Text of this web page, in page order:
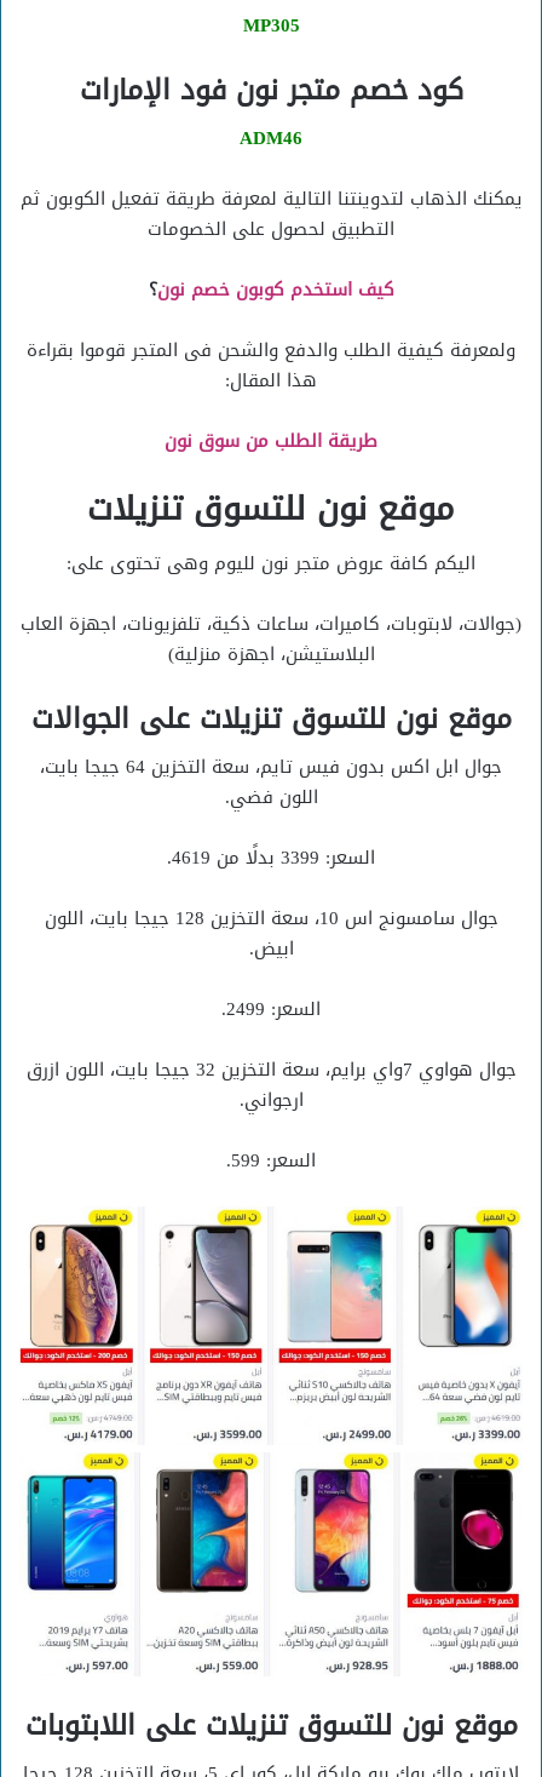
MP305
كود خصم متجر نون فود الإمارات
ADM46
يمكنك الذهاب لتدوينتنا التالية لمعرفة طريقة تفعيل الكوبون ثم
التطبيق لحصول على الخصومات
كيف استخدم كوبون خصم نون؟
ولمعرفة كيفية الطلب والدفع والشحن فى المتجر قوموا بقراءة
هذا المقال:
طريقة الطلب من سوق نون
موقع نون للتسوق تنزيلات
اليكم كافة عروض متجر نون لليوم وهى تحتوى على:
(جوالات، لابتوبات، كاميرات، ساعات ذكية، تلفزيونات، اجهزة العاب
البلاستيشن، اجهزة منزلية)
موقع نون للتسوق تنزيلات على الجوالات
جوال ابل اكس بدون فيس تايم، سعة التخزين 64 جيجا بايت،
اللون فضي.
السعر: 3399 بدلًا من 4619.
جوال سامسونج اس 10، سعة التخزين 128 جيجا بايت، اللون
ابيض.
السعر: 2499.
جوال هواوي 7واي برايم، سعة التخزين 32 جيجا بايت، اللون ازرق
ارجواني.
السعر: 599.
موقع نون للتسوق تنزيلات على اللابتوبات